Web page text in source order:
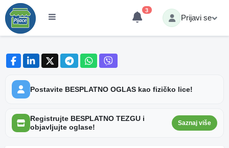
3
Prijavi se
Postavite BESPLATNO OGLAS kao fizičko lice!
Registrujte BESPLATNO TEZGU i
objavljujte oglase!
Saznaj više